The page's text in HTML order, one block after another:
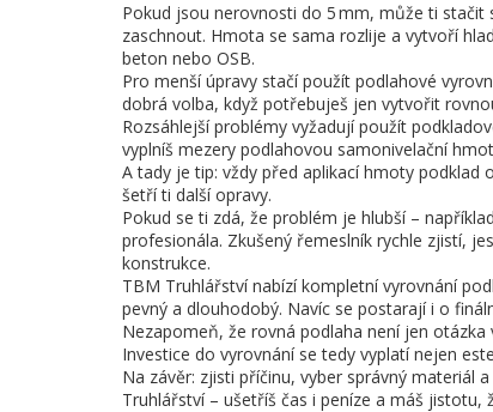
Pokud jsou nerovnosti do 5 mm, může ti
zaschnout. Hmota se sama rozlije a vytvoří
beton nebo OSB.
Pro menší úpravy stačí použít podlahové
dobrá volba, když potřebuješ jen vytvořit
Rozsáhlejší problémy vyžadují použít
vyplníš mezery podlahovou samonivelační
A tady je tip: vždy před aplikací hmoty podklad
šetří ti další opravy.
Pokud se ti zdá, že problém je hlubší –
profesionála. Zkušený řemeslník rychle zjistí,
konstrukce.
TBM Truhlářství nabízí kompletní vyrovnání
pevný a dlouhodobý. Navíc se postarají i o
Nezapomeň, že rovná podlaha není jen
Investice do vyrovnání se tedy vyplatí nejen
Na závěr: zjisti příčinu, vyber správný materiál
Truhlářství – ušetříš čas i peníze a máš jistotu,